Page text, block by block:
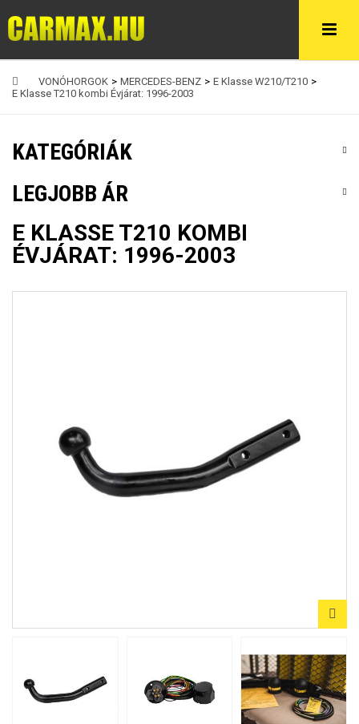
VONÓHORGOK > MERCEDES-BENZ > E Klasse W210/T210 >
E Klasse T210 kombi Évjárat: 1996-2003
KATEGÓRIÁK
LEGJOBB ÁR
E KLASSE T210 KOMBI
ÉVJÁRAT: 1996-2003